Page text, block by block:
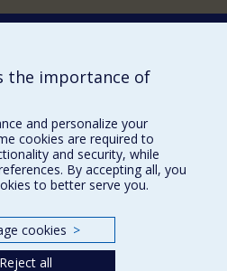
the importance of
and personalize your
cookies are required to
and security, while
By accepting all, you
to better serve you.
cookies >
Reject all